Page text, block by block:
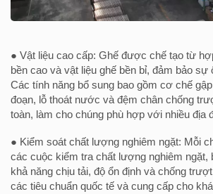
● Vật liệu cao cấp: Ghế được chế tạo từ
bền cao và vật liệu ghế bền bỉ, đảm bảo sự
Các tính năng bổ sung bao gồm cơ chế
đoạn, lỗ thoát nước và đệm chân chống
toàn, làm cho chúng phù hợp với nhiều địa
● Kiểm soát chất lượng nghiêm ngặt: Mỗi
các cuộc kiểm tra chất lượng nghiêm ngặt,
khả năng chịu tải, độ ổn định và chống
các tiêu chuẩn quốc tế và cung cấp cho